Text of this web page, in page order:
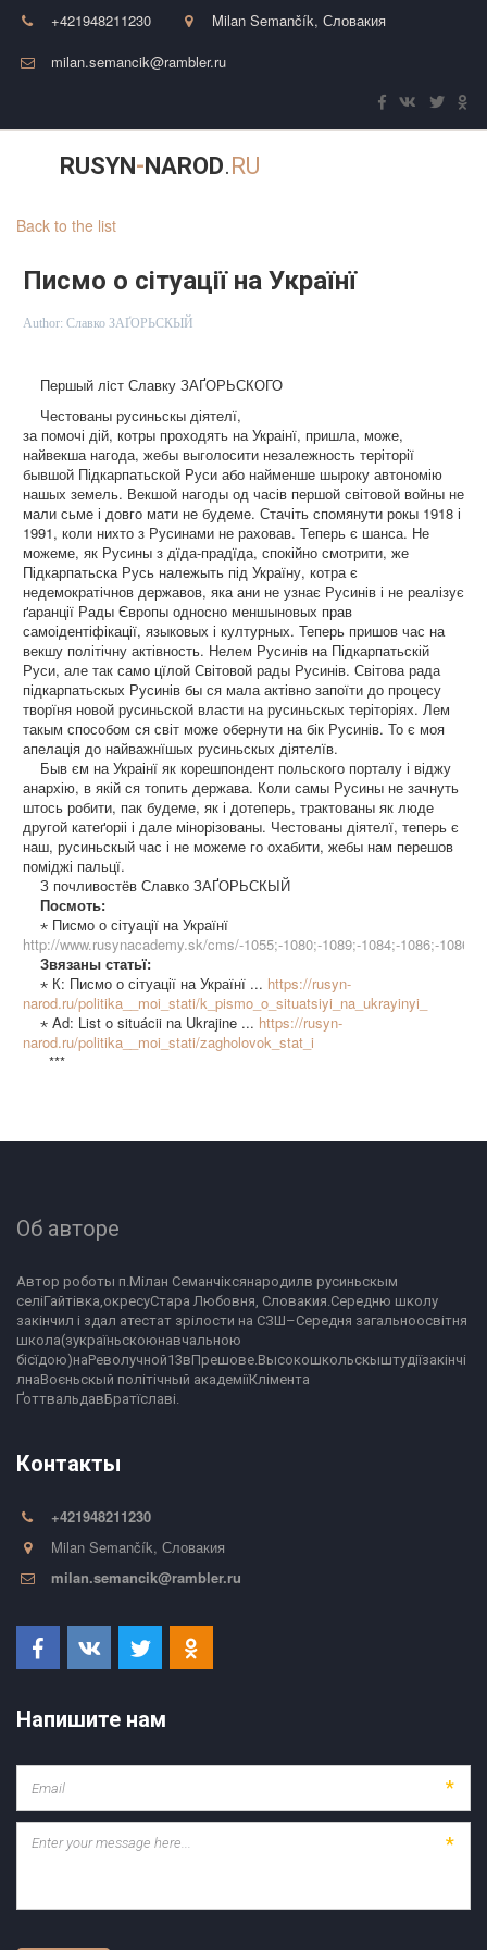
+421948211230 Milan Semančík, Словакия
milan.semancik@rambler.ru
RUSYN-NAROD.RU
Back to the list
Писмо о сітуації на Українї
Author: Славко ЗАҐОРЬСКЫЙ
Першый лiст Славку ЗАҐОРЬСКОГО
Честованы русиньскы діятелї,
за помочі дій, котры проходять на Украінї, пришла, може,
найвекша нагода, жебы выголосити незалежность теріторії
бывшой Підкарпатьской Руси або найменше шыроку автономію
нашых земель. Векшой нагоды од часів першой світовой войны не
мали сьме і довго мати не будеме. Стачіть спомянути рокы 1918 і
1991, коли нихто з Русинами не раховав. Теперь є шанса. Не
можеме, як Русины з дїда-прадїда, спокійно смотрити, же
Підкарпатьска Русь належыть під Україну, котра є
недемократічнов державов, яка ани не узнає Русинів і не реалізує
ґаранції Рады Європы односно меншыновых прав
самоідентіфікації, языковых і културных. Теперь пришов час на
векшу політічну актівность. Нелем Русинів на Підкарпатьскій
Руси, але так само цїлой Світовой рады Русинів. Світова рада
підкарпатьскых Русинів бы ся мала актівно запоїти до процесу
творїня новой русиньской власти на русиньскых теріторіях. Лем
такым способом ся світ може обернути на бік Русинів. То є моя
апелація до найважнїшых русиньскых діятелїв.
Быв єм на Украінї як корешпондент польского порталу і віджу
анархію, в якій ся топить держава. Коли самы Русины не зачнуть
штось робити, пак будеме, як і дотеперь, трактованы як люде
другой катеґоріі і дале мінорізованы. Честованы діятелї, теперь є
наш, русиньскый час і не можеме го охабити, жебы нам перешов
поміджі пальцї.
З почливостёв Славко ЗАҐОРЬСКЫЙ
Посмоть:
⋆ Писмо о сітуації на Українї
http://www.rusynacademy.sk/cms/-1055;-1080;-1089;-1084;-1086;-
Звязаны статьї:
⋆ К: Писмо о сітуації на Українї ... https://rusyn-
narod.ru/politika__moi_stati/k_pismo_o_situatsiyi_na_ukrayinyi_
⋆ Ad: List o situácii na Ukrajine ... https://rusyn-
narod.ru/politika__moi_stati/zagholovok_stat_i
***
Об авторе
Автор роботы п.Мілан Семанчіксянародилв русиньскым
селіГайтівка,окресуСтара Любовня, Словакия.Середню школу
закінчил і здал атестат зрілости на СЗШ–Середня загальноосвітня
школа(зукраїньскоюнавчальною
бісїдою)наРеволучной13вПрешове.Высокошкольскыштудіїзакінчі
лнаВоєньскый політічный академіїКлімента
ҐоттвальдавБратїславі.
Контакты
+421948211230
Milan Semančík, Словакия
milan.semancik@rambler.ru
Напишите нам
*
*